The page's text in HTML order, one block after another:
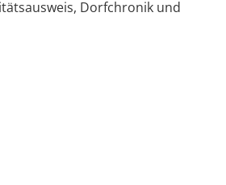
Dorfchronik und